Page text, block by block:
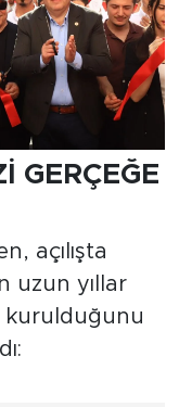
GERÇEĞE
açılışta
uzun yıllar
kurulduğunu